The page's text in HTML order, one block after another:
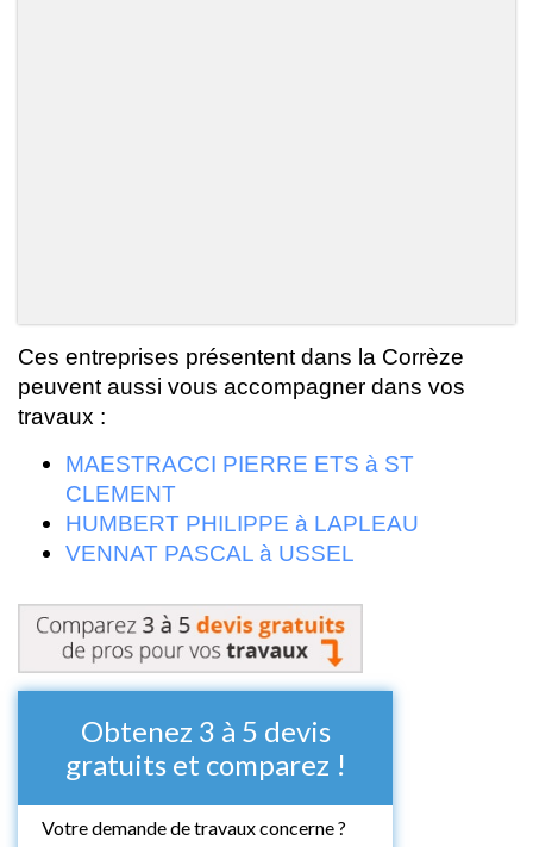
Ces entreprises présentent dans la Corrèze
peuvent aussi vous accompagner dans vos
travaux :
MAESTRACCI PIERRE ETS à ST
CLEMENT
HUMBERT PHILIPPE à LAPLEAU
VENNAT PASCAL à USSEL
Obtenez 3 à 5 devis
gratuits et comparez !
Votre demande de travaux concerne ?